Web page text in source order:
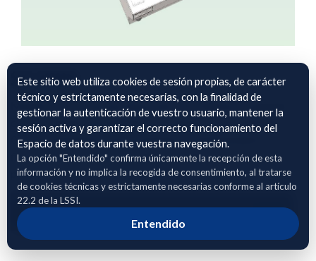
SF1800
Modelo con un nivel de desarrollo LOD 300 de un pantalán
con un conjunto de imágenes asociadas a través del PSET
07_Documentation, para su gestión y mantenimiento y la
ficha técnica en PDF. Todo ello vinculado con una ruta al
propio IFC.
Adhierete para solicitar acceso
Este sitio web utiliza cookies de sesión propias, de carácter
técnico y estrictamente necesarias, con la finalidad de
gestionar la autenticación de vuestro usuario, mantener la
sesión activa y garantizar el correcto funcionamiento del
Espacio de datos durante vuestra navegación.
La opción "Entendido" confirma únicamente la recepción de esta
información y no implica la recogida de consentimiento, al tratarse
de cookies técnicas y estrictamente necesarias conforme al artículo
22.2 de la LSSI.
Entendido